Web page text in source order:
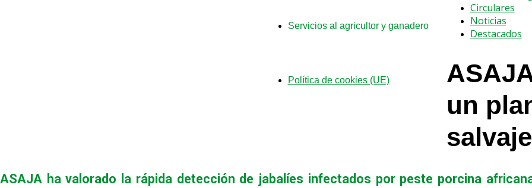
Servicios al agricultor y ganadero
Política de cookies (UE)
Circulares
Noticias
Destacados
un
salvaje
ASAJA ha valorado la rápida detección de jabalíes infectados por peste porcina